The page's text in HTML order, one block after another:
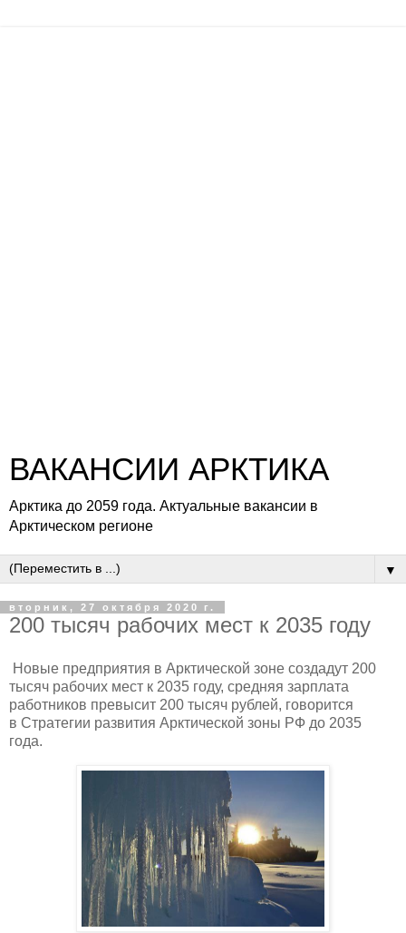
ВАКАНСИИ АРКТИКА
Арктика до 2059 года. Актуальные вакансии в
Арктическом регионе
▼
вторник, 27 октября 2020 г.
200 тысяч рабочих мест к 2035 году
Новые предприятия в Арктической зоне создадут 200
тысяч рабочих мест к 2035 году, средняя зарплата
работников превысит 200 тысяч рублей, говорится
в Стратегии развития Арктической зоны РФ до 2035
года.